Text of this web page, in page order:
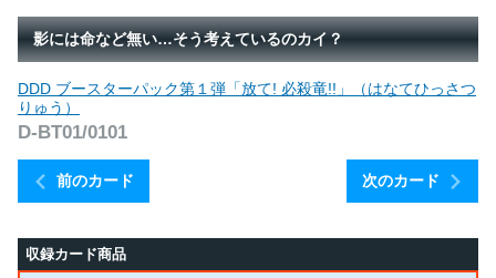
影には命など無い…そう考えているのカイ？
前のカード
DDD ブースターパック第１弾「放て! 必殺竜!!」（はなてひっさつ
りゅう）
D-BT01/0101
次のカード
収録カード商品